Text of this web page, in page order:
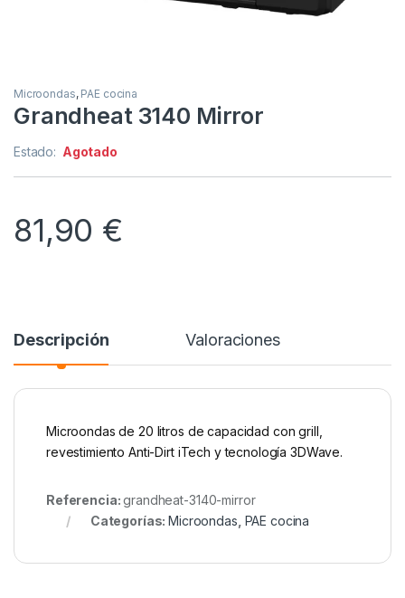
Microondas, PAE cocina
Grandheat 3140 Mirror
Estado: Agotado
81,90 €
Descripción Valoraciones
Microondas de 20 litros de capacidad con grill,
revestimiento Anti-Dirt iTech y tecnología 3DWave.
Referencia:grandheat-3140-mirror
Categorías:Microondas PAE cocina